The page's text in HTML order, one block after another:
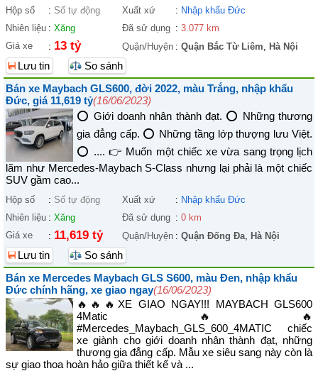
Hộp số : Số tự động Xuất xứ : Nhập khẩu Đức
Nhiên liệu : Xăng Đã sử dụng : 3.077 km
Giá xe
: 13 tỷ Quận/Huyện : Quận Bắc Từ Liêm, Hà Nội
Lưu tin
So sánh
Bán xe Maybach GLS600, đời 2022, màu Trắng, nhập khẩu
Đức, giá 11,619 tỷ(16/06/2023)
⭕️ Giới doanh nhân thành đạt. ⭕️ Những thương
gia đẳng cấp. ⭕️ Những tầng lớp thượng lưu Việt.
⭕️ .... 👉 Muốn một chiếc xe vừa sang trọng lịch
lãm như Mercedes-Maybach S-Class nhưng lại phải là một chiếc
SUV gầm cao...
Hộp số : Số tự động Xuất xứ : Nhập khẩu Đức
Nhiên liệu : Xăng Đã sử dụng : 0 km
Giá xe
: 11,619 tỷ Quận/Huyện : Quận Đống Đa, Hà Nội
Lưu tin
So sánh
Bán xe Mercedes Maybach GLS S600, màu Đen, nhập khẩu
Đức chính hãng, xe giao ngay(16/06/2023)
🔥🔥🔥XE GIAO NGAY!!! MAYBACH GLS600
4Matic🔥🔥
#Mercedes_Maybach_GLS_600_4MATIC chiếc
xe giành cho giới doanh nhân thành đạt, những
thương gia đẳng cấp. Mẫu xe siêu sang này còn là
sự giao thoa hoàn hảo giữa thiết kế và ...